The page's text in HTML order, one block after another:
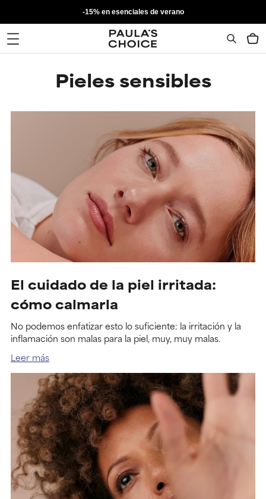
-15% en esenciales de verano
Pieles sensibles
El cuidado de la piel irritada:
cómo calmarla
No podemos enfatizar esto lo suficiente: la irritación y la
inflamación son malas para la piel, muy, muy malas.
Leer más